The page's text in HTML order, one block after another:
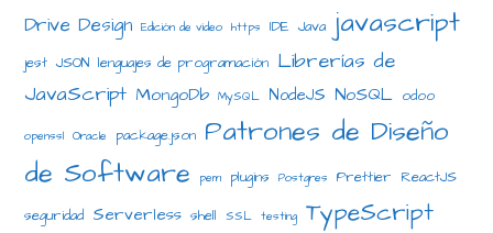
Drive Design Edición de video https IDE Java javascript
jest JSON lenguajes de programación Librerías de
JavaScript MongoDb MySQL NodeJS NoSQL odoo
openssl Oracle package.json Patrones de Diseño
de Software
pem plugins Postgres Prettier ReactJS
seguridad Serverless shell SSL testing TypeScript